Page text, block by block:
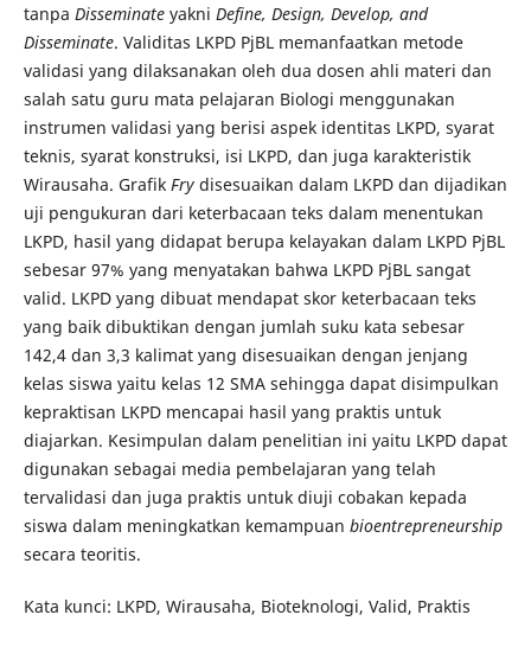
tanpa Disseminateyakni Define, Design, Develop, and
Disseminate. Validitas LKPD PjBL memanfaatkan metode
validasi yang dilaksanakan oleh dua dosen ahli materi dan
salah satu guru mata pelajaran Biologi menggunakan
instrumen validasi yang berisi aspek identitas LKPD, syarat
teknis, syarat konstruksi, isi LKPD, dan juga karakteristik
Wirausaha. Grafik Frydisesuaikan dalam LKPD dan dijadikan
uji pengukuran dari keterbacaan teks dalam menentukan
LKPD, hasil yang didapat berupa kelayakan dalam LKPD PjBL
sebesar 97% yang menyatakan bahwa LKPD PjBL sangat
valid. LKPD yang dibuat mendapat skor keterbacaan teks
yang baik dibuktikan dengan jumlah suku kata sebesar
142,4 dan 3,3 kalimat yang disesuaikan dengan jenjang
kelas siswa yaitu kelas 12 SMA sehingga dapat disimpulkan
kepraktisan LKPD mencapai hasil yang praktis untuk
diajarkan. Kesimpulan dalam penelitian ini yaitu LKPD dapat
digunakan sebagai media pembelajaran yang telah
tervalidasi dan juga praktis untuk diuji cobakan kepada
siswa dalam meningkatkan kemampuan bioentrepreneurship
secara teoritis.
Kata kunci: LKPD, Wirausaha, Bioteknologi, Valid, Praktis